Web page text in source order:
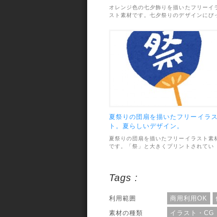
に。
オレンジ色の七夕飾りを描いたフリーイ
スト素材です。七夕祭りのデザインにぴ
で、画像サイズは263×600pxです。利用
範囲については、個人・商用利用問わず
OKとなっています。
夏祭りの団扇を描いたフリーイラ
ト。夏らしいデザイン。
夏祭りの団扇を描いたフリーイラスト素
です。「祭」と大きくプリントされてい
ては、個人・商用利用問わずOKとなって
います。
Tags :
利用範囲 商用利用OK
素材の種類
イラスト・CG